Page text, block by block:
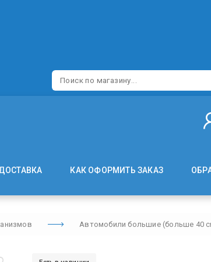
КАК ОФОРМИТЬ ЗАКАЗ
Автомобили большие (больше 40